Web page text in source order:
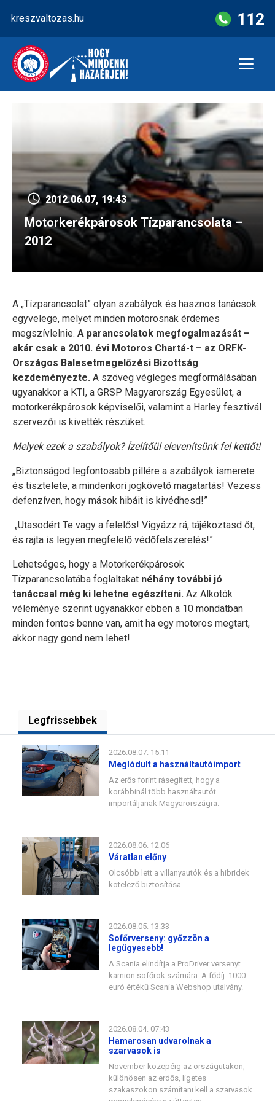
content
kreszvaltozas.hu 112
2012.06.07, 19:43
Motorkerékpárosok Tízparancsolata –
2012
A „Tízparancsolat” olyan szabályok és hasznos tanácsok
egyvelege, melyet minden motorosnak érdemes
megszívlelnie. A parancsolatok megfogalmazását –
akár csak a 2010. évi Motoros Chartá-t – az ORFK-
Országos Balesetmegelőzési Bizottság
kezdeményezte. A szöveg végleges megformálásában
ugyanakkor a KTI, a GRSP Magyarország Egyesület, a
motorkerékpárosok képviselői, valamint a Harley fesztivál
szervezői is kivették részüket.
Melyek ezek a szabályok? Ízelítőül elevenítsünk fel kettőt!
„Biztonságod legfontosabb pillére a szabályok ismerete
és tisztelete, a mindenkori jogkövető magatartás! Vezess
defenzíven, hogy mások hibáit is kivédhesd!”
„Utasodért Te vagy a felelős! Vigyázz rá, tájékoztasd őt,
és rajta is legyen megfelelő védőfelszerelés!”
Lehetséges, hogy a Motorkerékpárosok
Tízparancsolatába foglaltakat néhány további jó
tanáccsal még ki lehetne egészíteni. Az Alkotók
véleménye szerint ugyanakkor ebben a 10 mondatban
minden fontos benne van, amit ha egy motoros megtart,
akkor nagy gond nem lehet!
Legfrissebbek
2026.08.07. 15:11
Meglódult a használtautóimport
Az erős forint rásegített, hogy a
korábbinál több használtautót
importáljanak Magyarországra.
2026.08.06. 12:06
Váratlan előny
Olcsóbb lett a villanyautók és a hibridek
kötelező biztosítása.
2026.08.05. 13:33
Sofőrverseny: győzzön a
legügyesebb!
A Scania elindítja a ProDriver versenyt
kamion sofőrök számára. A fődíj: 1000
euró értékű Scania Webshop utalvány.
2026.08.04. 07:43
Hamarosan udvarolnak a
szarvasok is
November közepéig az országutakon,
különösen az erdős, ligetes
szakaszokon számítani kell a szarvasok